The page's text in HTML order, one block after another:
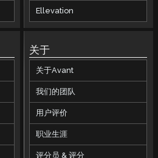
Ellevation
关于
关于Avant
我们的团队
用户评价
职业生涯
评分员 & 评分